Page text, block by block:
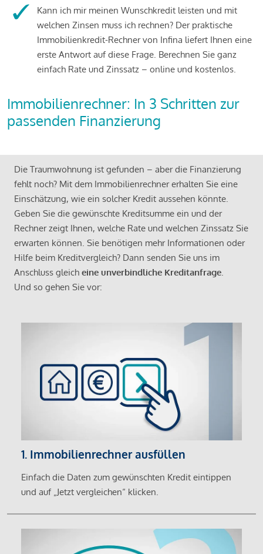
Kann ich mir meinen Wunschkredit leisten und mit
welchen Zinsen muss ich rechnen? Der praktische
Immobilienkredit-Rechner von Infina liefert Ihnen eine
erste Antwort auf diese Frage. Berechnen Sie ganz
einfach Rate und Zinssatz – online und kostenlos.
Immobilienrechner: In 3 Schritten zur
passenden Finanzierung
Die Traumwohnung ist gefunden – aber die Finanzierung
fehlt noch? Mit dem Immobilienrechner erhalten Sie eine
Einschätzung, wie ein solcher Kredit aussehen könnte.
Geben Sie die gewünschte Kreditsumme ein und der
Rechner zeigt Ihnen, welche Rate und welchen Zinssatz Sie
erwarten können. Sie benötigen mehr Informationen oder
Hilfe beim Kreditvergleich? Dann senden Sie uns im
Anschluss gleich eine unverbindliche Kreditanfrage.
Und so gehen Sie vor:
1. Immobilienrechner ausfüllen
Einfach die Daten zum gewünschten Kredit eintippen
und auf „Jetzt vergleichen“ klicken.